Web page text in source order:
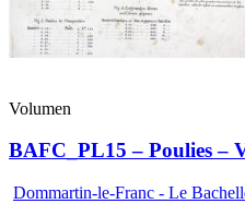
Volumen
BAFC_PL15 – Poulies –
Dommartin-le-Franc - Le